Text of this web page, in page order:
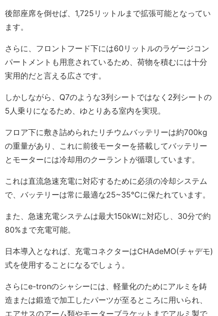
後部座席を倒せば、1,725リットルまで拡張可能となってい
ます。
さらに、フロントフード下には60リットルのラゲージコン
パートメントも用意されているため、荷物を積むには十分
実用的だと言える広さです。
しかしながら、Q7のような3列シートではなく2列シートの
5人乗りになるため、ゆとりある室内を実現。
フロア下に敷き詰められたリチウムバッテリーは約700kg
の重量があり、これに前後モーターを搭載してバッテリー
とモーターには冷却用のクーラントが循環しています。
これは直流急速充電に対応するために必須の冷却システム
で、バッテリーは常に最適な25~35℃に保たれています。
また、急速充電システムは最大150kWに対応し、30分で約
80%まで充電可能。
日本導入となれば、充電コネクターはCHAdeMO(チャデモ)
式を使用することになるでしょう。
さらにe-tronのシャシーには、軽量化のためにアルミを鋳
造または鍛造で加工したパーツが至るところに用いられ、
エアサスのアーム類やモーターブラケットまでアルミ製で